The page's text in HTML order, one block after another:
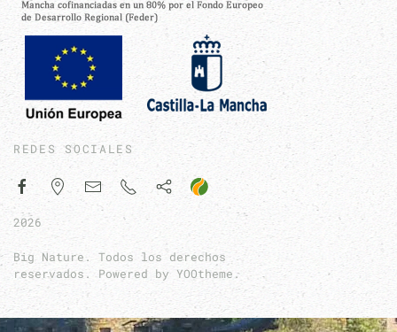
REDES SOCIALES
2026
Big Nature. Todos los derechos
reservados. Powered by YOOtheme .